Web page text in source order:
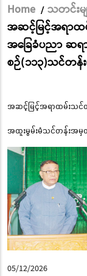
Breadcrumb
Home / သတင်းမ
အဆင့်မြင့်အရာထ
အခြေခံပညာ ဆရ
စဉ်(၁၁၃)သင်တန်း
အဆင့်မြင့်အရာထမ်းသင်
အထူးမွမ်းမံသင်တန်းအမှ
05/12/2026